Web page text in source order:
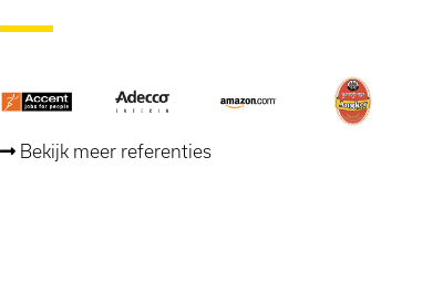
Bekijk meer referenties